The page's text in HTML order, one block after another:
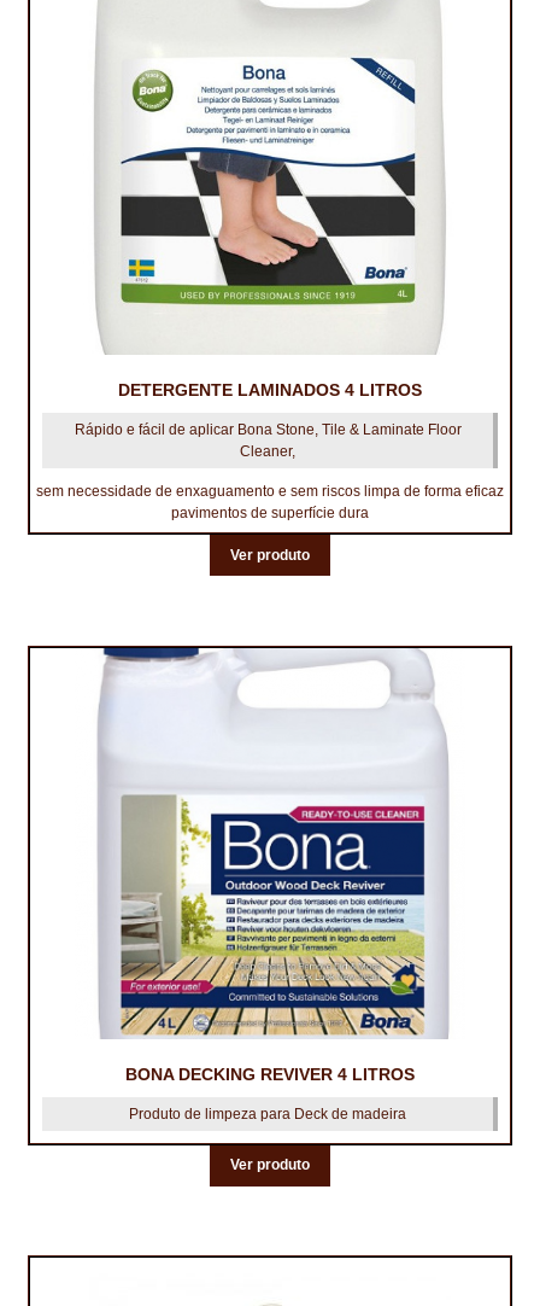
DETERGENTE LAMINADOS 4 LITROS
Rápido e fácil de aplicar Bona Stone, Tile & Laminate Floor
Cleaner,
sem necessidade de enxaguamento e sem riscos limpa de forma eficaz
pavimentos de superfície dura
Ver produto
BONA DECKING REVIVER 4 LITROS
Produto de limpeza para Deck de madeira
Ver produto